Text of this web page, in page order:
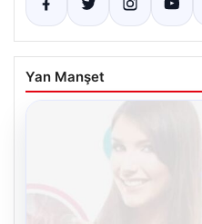
Yan Manşet